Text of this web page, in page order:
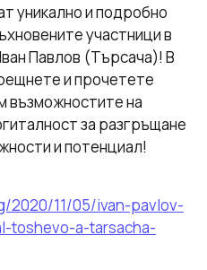
уникално и подробно
участници в
Павлов (Търсача)! В
и прочетете
възможностите на
за разгръщане
и потенциал!
11/05/ivan-pavlov-
toshevo-a-tarsacha-